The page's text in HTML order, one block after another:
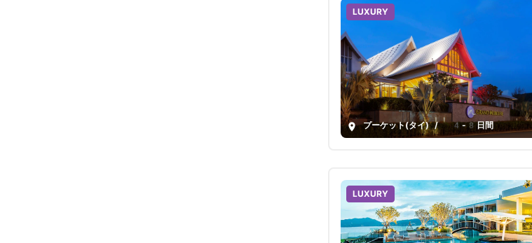
LUXURY
プーケット(タイ) / 4-8日間
LUXURY